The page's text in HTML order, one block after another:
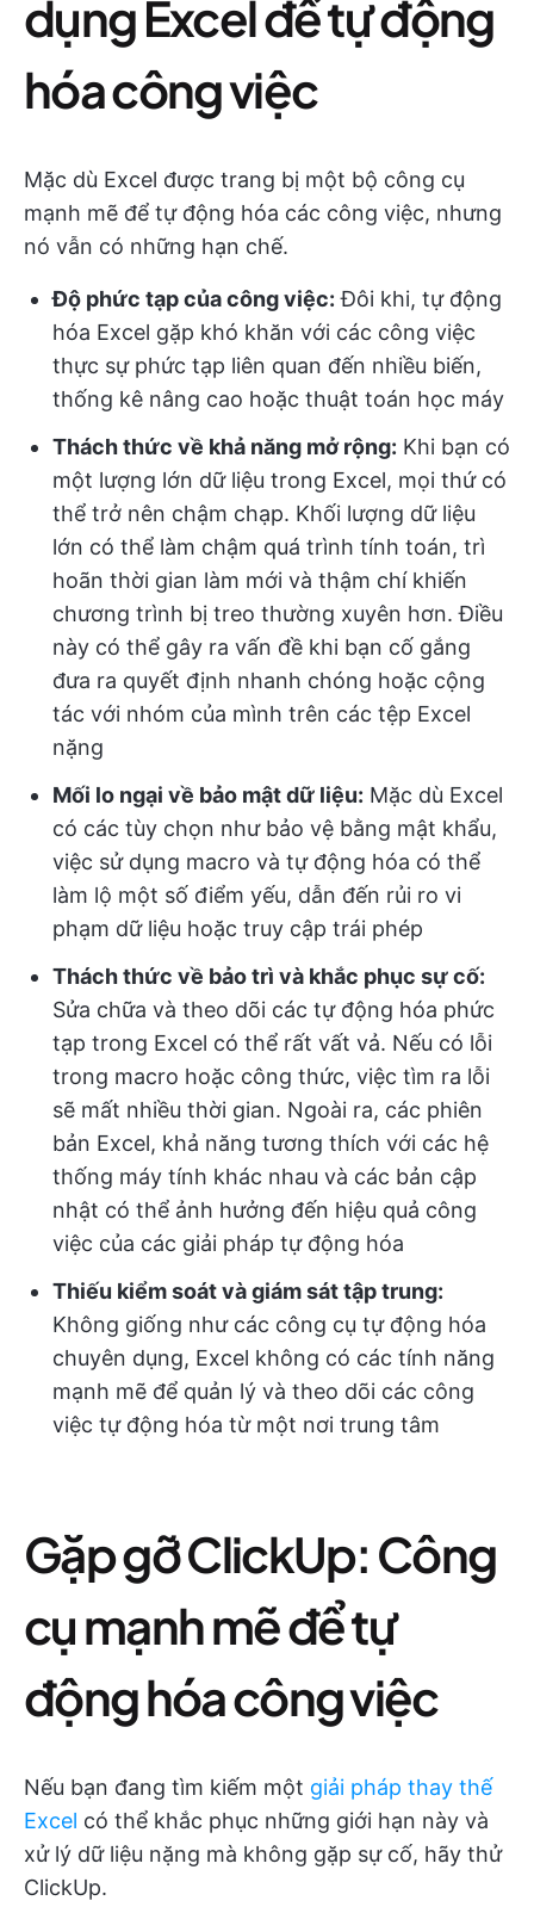
dụng Excel để tự động
hóa công việc
Mặc dù Excel được trang bị một bộ công cụ
mạnh mẽ để tự động hóa các công việc, nhưng
nó vẫn có những hạn chế.
Độ phức tạp của công việc: Đôi khi, tự động
hóa Excel gặp khó khăn với các công việc
thực sự phức tạp liên quan đến nhiều biến,
thống kê nâng cao hoặc thuật toán học máy
Thách thức về khả năng mở rộng: Khi bạn có
một lượng lớn dữ liệu trong Excel, mọi thứ có
thể trở nên chậm chạp. Khối lượng dữ liệu
lớn có thể làm chậm quá trình tính toán, trì
hoãn thời gian làm mới và thậm chí khiến
chương trình bị treo thường xuyên hơn. Điều
này có thể gây ra vấn đề khi bạn cố gắng
đưa ra quyết định nhanh chóng hoặc cộng
tác với nhóm của mình trên các tệp Excel
nặng
Mối lo ngại về bảo mật dữ liệu: Mặc dù Excel
có các tùy chọn như bảo vệ bằng mật khẩu,
việc sử dụng macro và tự động hóa có thể
làm lộ một số điểm yếu, dẫn đến rủi ro vi
phạm dữ liệu hoặc truy cập trái phép
Thách thức về bảo trì và khắc phục sự cố:
Sửa chữa và theo dõi các tự động hóa phức
tạp trong Excel có thể rất vất vả. Nếu có lỗi
trong macro hoặc công thức, việc tìm ra lỗi
sẽ mất nhiều thời gian. Ngoài ra, các phiên
bản Excel, khả năng tương thích với các hệ
thống máy tính khác nhau và các bản cập
nhật có thể ảnh hưởng đến hiệu quả công
việc của các giải pháp tự động hóa
Thiếu kiểm soát và giám sát tập trung:
Không giống như các công cụ tự động hóa
chuyên dụng, Excel không có các tính năng
mạnh mẽ để quản lý và theo dõi các công
việc tự động hóa từ một nơi trung tâm
Gặp gỡ ClickUp: Công
cụ mạnh mẽ để tự
động hóa công việc
Nếu bạn đang tìm kiếm một giải pháp thay thế
Excel có thể khắc phục những giới hạn này và
xử lý dữ liệu nặng mà không gặp sự cố, hãy thử
ClickUp.